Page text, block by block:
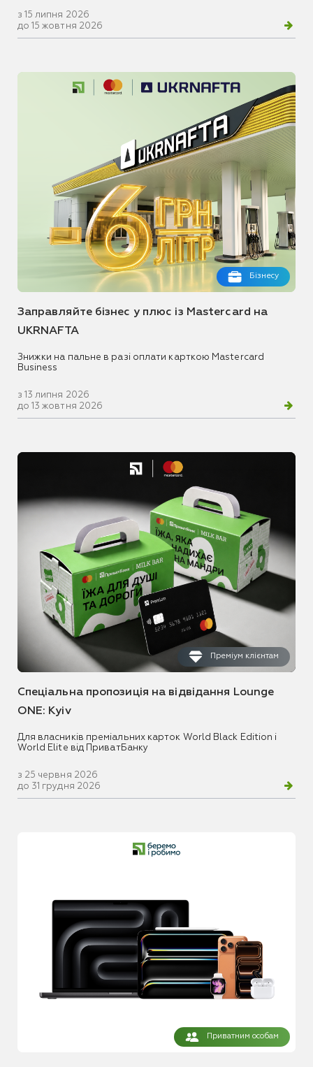
з 15 липня 2026
до 15 жовтня 2026
Бізнесу
Заправляйте бізнес у плюс із Mastercard на
UKRNAFTA
Знижки на пальне в разі оплати карткою Mastercard
Business
з 13 липня 2026
до 13 жовтня 2026
Преміум клієнтам
Спеціальна пропозиція на відвідання Lounge
ONE: Kyiv
Для власників преміальних карток World Black Edition і
World Elite від ПриватБанку
з 25 червня 2026
до 31 грудня 2026
Приватним особам